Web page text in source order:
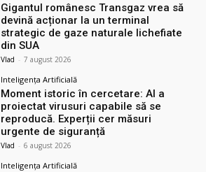
Gigantul românesc Transgaz vrea să
devină acționar la un terminal
strategic de gaze naturale lichefiate
din SUA
Vlad - 7 august 2026
Inteligența Artificială
Moment istoric în cercetare: AI a
proiectat virusuri capabile să se
reproducă. Experții cer măsuri
urgente de siguranță
Vlad - 6 august 2026
Inteligența Artificială